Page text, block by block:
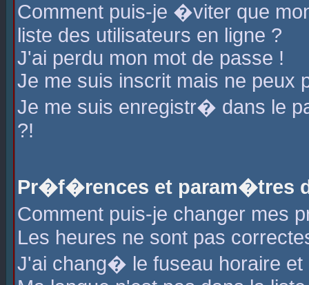
Comment puis-je �viter que
liste des utilisateurs en ligne ?
J'ai perdu mon mot de passe !
Je me suis inscrit mais ne peux
Je me suis enregistr� dans le
?!
Pr�f�rences et param�tres
Comment puis-je changer mes
Les heures ne sont pas
J'ai chang� le fuseau horaire